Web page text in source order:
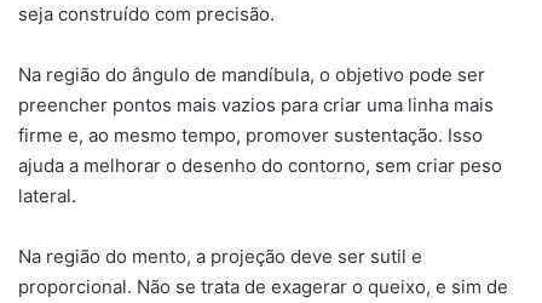
seja construído com precisão.
Na região do ângulo de mandíbula, o objetivo pode ser
preencher pontos mais vazios para criar uma linha mais
firme e, ao mesmo tempo, promover sustentação. Isso
ajuda a melhorar o desenho do contorno, sem criar peso
lateral.
Na região do mento, a projeção deve ser sutil e
proporcional. Não se trata de exagerar o queixo, e sim de